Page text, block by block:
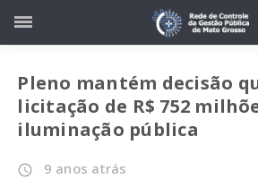
Pleno mantém decisão
licitação de R$ 752
iluminação pública
access_time 9 anos atrás